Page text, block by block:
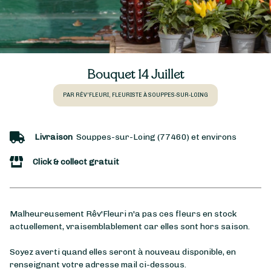
Bouquet 14 Juillet
PAR RÊV'FLEURI, FLEURISTE À SOUPPES-SUR-LOING
Livraison Souppes-sur-Loing (77460) et environs
Click & collect gratuit
Malheureusement Rêv'Fleuri n'a pas ces fleurs en stock
actuellement, vraisemblablement car elles sont hors saison.
Soyez averti quand elles seront à nouveau disponible, en
renseignant votre adresse mail ci-dessous.